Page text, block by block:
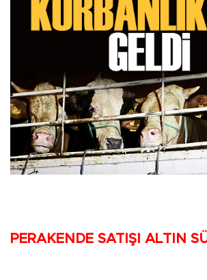
PERAKENDE SATIŞI ALTIN